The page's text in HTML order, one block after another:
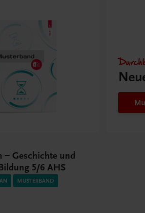
– Geschichte und
5/6 AHS
MUSTERBAND